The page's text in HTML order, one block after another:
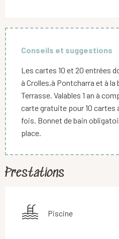
Conseils et suggestions
Les cartes 10 et 20 entrées
à Crolles,à Pontcharra et à la
Terrasse. Valables 1 an à
carte gratuite pour 10 cartes
fois. Bonnet de bain
place.
Prestations
Piscine